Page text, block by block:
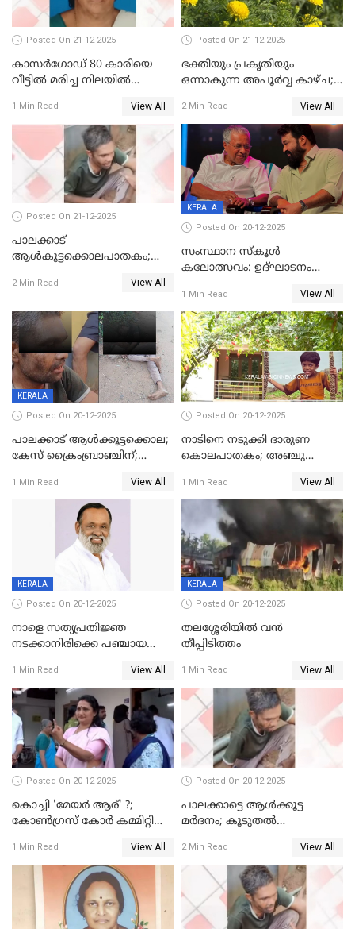
Posted On 21-12-2025
കാസർഗോഡ് 80 കാരിയെ
വീട്ടിൽ മരിച്ച നിലയിൽ
1 Min Read View All
Posted On 21-12-2025
ഭക്തിയും പ്രകൃതിയും
ഒന്നാകുന്ന അപൂര്‍വ്വ കാഴ്ച;
കാഴ്ചാനുഭവമൊരുക്കി
ശബരീ നന്ദനം
2 Min Read View All
Posted On 21-12-2025
പാലക്കാട്‌
ആൾകൂട്ടക്കൊലപാതകം;
ഊർജ്ജിതമാക്കിമാക്കി
2 Min Read View All
KERALA
Posted On 20-12-2025
സംസ്ഥാന സ്കൂൾ
കലോത്സവം: ഉദ്ഘാടനം
മുഖ്യാതിഥിയായി
മോഹൻലാൽ
1 Min Read View All
KERALA
Posted On 20-12-2025
പാലക്കാട് ആൾക്കൂട്ടക്കൊല;
കേസ് ക്രൈംബ്രാഞ്ചിന്;
അന്വേഷിക്കും
1 Min Read View All
Posted On 20-12-2025
നാടിനെ നടുക്കി ദാരുണ
കൊലപാതകം; അഞ്ചു
കഴുത്തുഞെരിച്ച് കൊന്നു
1 Min Read View All
KERALA
Posted On 20-12-2025
നാളെ സത്യപ്രതിജ്ഞ
നടക്കാനിരിക്കെ പഞ്ചായത്ത്
1 Min Read View All
KERALA
Posted On 20-12-2025
തലശ്ശേരിയിൽ വൻ
തീപ്പിടിത്തം
1 Min Read View All
Posted On 20-12-2025
കൊച്ചി 'മേയർ ആര്' ?;
കോണ്‍ഗ്രസ് കോര്‍ കമ്മിറ്റി
1 Min Read View All
Posted On 20-12-2025
പാലക്കാട്ടെ ആള്‍ക്കൂട്ട
മര്‍ദനം; കൂടുതല്‍
അംഗ സംഘമെന്ന് വിവരം
2 Min Read View All